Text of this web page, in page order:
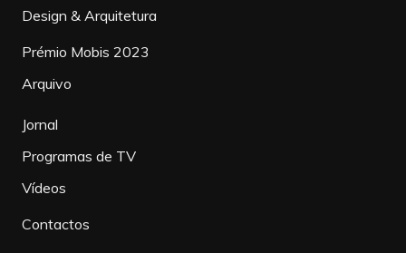
Design & Arquitetura
Prémio Mobis 2023
Arquivo
Jornal
Programas de TV
Vídeos
Contactos